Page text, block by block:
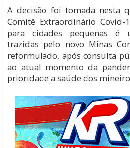
A decisão foi tomada nesta
Comitê Extraordinário Covid-
para cidades pequenas é
trazidas pelo novo Minas
reformulado, após consulta
ao atual momento da
prioridade a saúde dos